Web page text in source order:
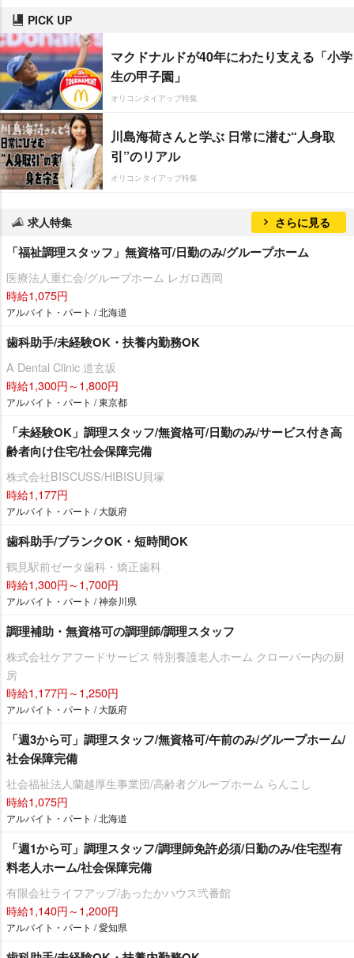
PICK UP
マクドナルドが40年にわたり支える「小学
生の甲子園」
オリコンタイアップ特集
川島海荷さんと学ぶ 日常に潜む“人身取
引”のリアル
オリコンタイアップ特集
求人特集 さらに見る
「福祉調理スタッフ」無資格可/日勤のみ/グループホーム
医療法人重仁会/グループホーム レガロ西岡
時給1,075円
アルバイト・パート / 北海道
歯科助手/未経験OK・扶養内勤務OK
A Dental Clinic 道玄坂
時給1,300円～1,800円
アルバイト・パート / 東京都
「未経験OK」調理スタッフ/無資格可/日勤のみ/サービス付き高
齢者向け住宅/社会保障完備
株式会社BISCUSS/HIBISU貝塚
時給1,177円
アルバイト・パート / 大阪府
歯科助手/ブランクOK・短時間OK
鶴見駅前ゼータ歯科・矯正歯科
時給1,300円～1,700円
アルバイト・パート / 神奈川県
調理補助・無資格可の調理師/調理スタッフ
株式会社ケアフードサービス 特別養護老人ホーム クローバー内の厨
房
時給1,177円～1,250円
アルバイト・パート / 大阪府
「週3から可」調理スタッフ/無資格可/午前のみ/グループホーム/
社会保障完備
社会福祉法人蘭越厚生事業団/高齢者グループホーム らんこし
時給1,075円
アルバイト・パート / 北海道
「週1から可」調理スタッフ/調理師免許必須/日勤のみ/住宅型有
料老人ホーム/社会保障完備
有限会社ライフアップ/あったかハウス弐番館
時給1,140円～1,200円
アルバイト・パート / 愛知県